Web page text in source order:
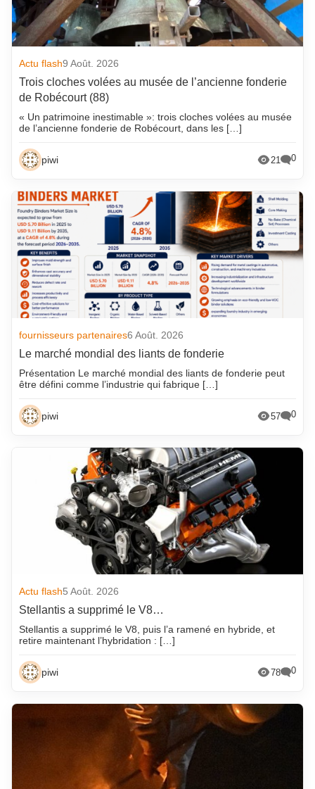
Actu flash9 Août. 2026
Trois cloches volées au musée de l’ancienne fonderie
de Robécourt (88)
« Un patrimoine inestimable »: trois cloches volées au musée
de l’ancienne fonderie de Robécourt, dans les […]
piwi 21 0
fournisseurs partenaires6 Août. 2026
Le marché mondial des liants de fonderie
Présentation Le marché mondial des liants de fonderie peut
être défini comme l’industrie qui fabrique […]
piwi 57 0
Actu flash5 Août. 2026
Stellantis a supprimé le V8…
Stellantis a supprimé le V8, puis l’a ramené en hybride, et
retire maintenant l’hybridation : […]
piwi 78 0